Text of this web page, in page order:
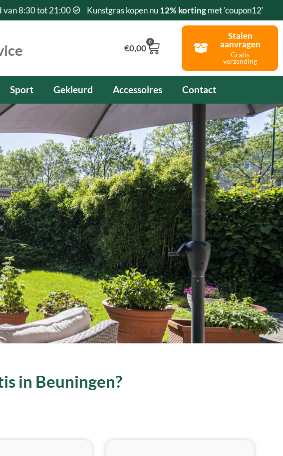
van 8:30 tot 21:00 Kunstgras kopen nu12% kortingmet 'coupon12'
€0,00
0
Winkelwagen
Stalen
aanvragen
Gratis
verzending
Sport Gekleurd Accessoires Contact
in Beuningen?